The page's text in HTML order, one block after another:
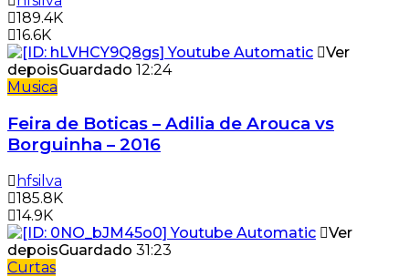
189.4K
16.6K
Ver
depoisGuardado 12:24
Musica
Feira de Boticas – Adilia de Arouca vs
Borguinha – 2016
hfsilva
185.8K
14.9K
Ver
depoisGuardado 31:23
Curtas